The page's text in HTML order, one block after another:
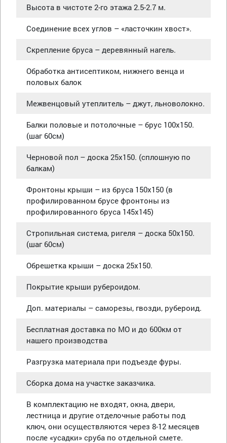
Высота в чистоте 2-го этажа 2.5-2.7 м.
Соединение всех углов – «ласточкин хвост».
Скрепление бруса – деревянный нагель.
Обработка антисептиком, нижнего венца и
половых балок
Межвенцовый утеплитель – джут, льноволокно.
Балки половые и потолочные – брус 100х150.
(шаг 60см)
Черновой пол – доска 25х150. (сплошную по
балкам)
Фронтоны крыши – из бруса 150х150 (в
профилированном брусе фронтоны из
профилированного бруса 145х145)
Стропильная система, ригеля – доска 50х150.
(шаг 60см)
Обрешетка крыши – доска 25х150.
Покрытие крыши рубероидом.
Доп. материалы – саморезы, гвозди, рубероид.
Бесплатная доставка по МО и до 600км от
нашего производства
Разгрузка материала при подъезде фуры.
Сборка дома на участке заказчика.
В комплектацию не входят, окна, двери,
лестница и другие отделочные работы под
ключ, они осуществляются через 8-12 месяцев
после «усадки» сруба по отдельной смете.